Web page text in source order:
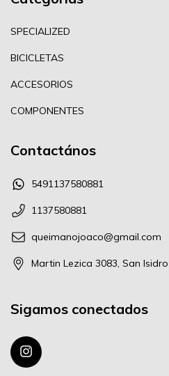
SPECIALIZED
BICICLETAS
ACCESORIOS
COMPONENTES
Contactános
5491137580881
1137580881
queimanojoaco@gmail.com
Martin Lezica 3083, San Isidro
Sigamos conectados